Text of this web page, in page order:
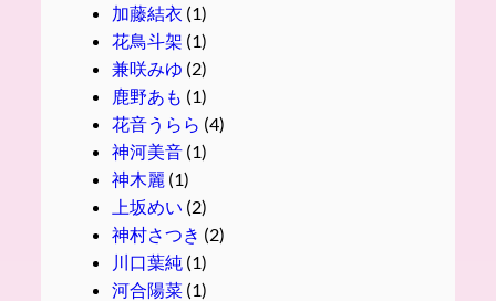
加藤結衣 (1)
花鳥斗架 (1)
兼咲みゆ (2)
鹿野あも (1)
花音うらら (4)
神河美音(1)
神木麗 (1)
上坂めい (2)
神村さつき (2)
川口葉純 (1)
河合陽菜(1)